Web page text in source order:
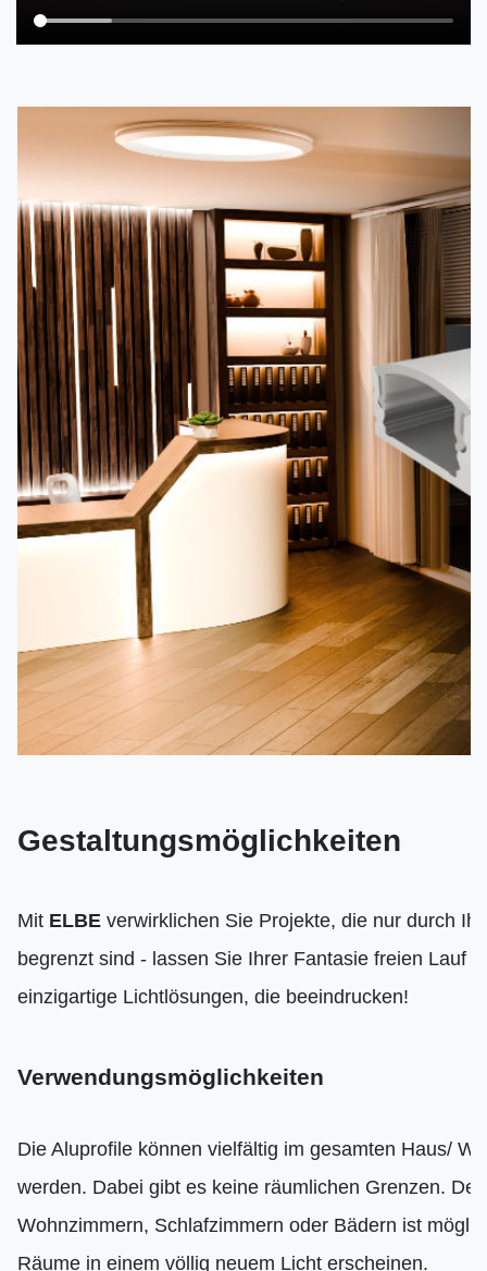
Gestaltungsmöglichkeiten
Mit ELBE verwirklichen Sie Projekte, die nur durch
begrenzt sind - lassen Sie Ihrer Fantasie freien Lauf
einzigartige Lichtlösungen, die beeindrucken!
Verwendungsmöglichkeiten
Die Aluprofile können vielfältig im gesamten Haus/
werden. Dabei gibt es keine räumlichen Grenzen.
Wohnzimmern, Schlafzimmern oder Bädern ist
Räume in einem völlig neuem Licht erscheinen.